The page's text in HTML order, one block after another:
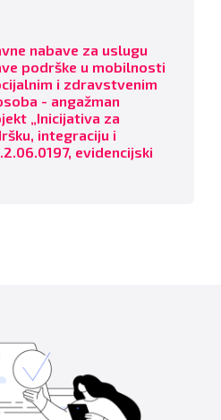
nabave za uslugu
podrške u mobilnosti
i zdravstvenim
- angažman
„Inicijativa za
integraciju i
evidencijski